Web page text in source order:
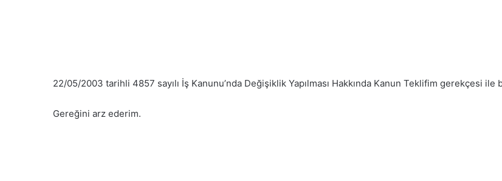
22/05/2003 tarihli 4857 sayılı İş Kanunu’nda Değişiklik Yapılması Hakkında Kanun Teklifim gerekçesi
Gereğini arz ederim.